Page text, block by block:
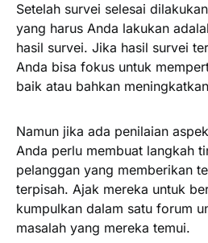
Setelah survei selesai
yang harus Anda lakukan
hasil survei. Jika hasil survei
Anda bisa fokus untuk
baik atau bahkan
Namun jika ada penilaian
Anda perlu membuat langkah
pelanggan yang memberikan
terpisah. Ajak mereka untuk
kumpulkan dalam satu forum
masalah yang mereka temui.